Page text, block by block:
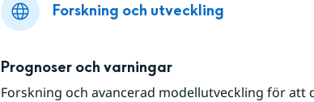
Forskning och utveckling
Prognoser och varningar
Forskning och avancerad modellutveckling för att